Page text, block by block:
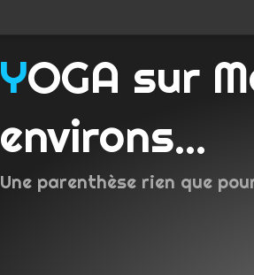
YOGA sur Metz et
environs...
Une parenthèse rien que